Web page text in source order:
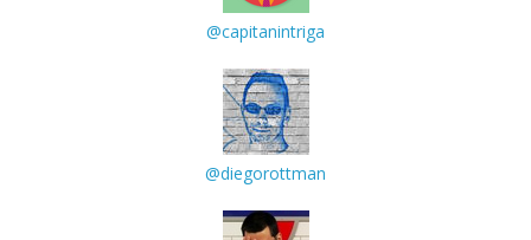
@capitanintriga
@diegorottman